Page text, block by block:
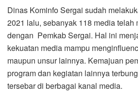
Dinas Kominfo Sergai sudah
2021 lalu, sebanyak 118 media telah
dengan Pemkab Sergai. Hal ini
kekuatan media mampu
maupun unsur lainnya. Kemajuan
program dan kegiatan lainnya
tersebar di berbagai kanal media.